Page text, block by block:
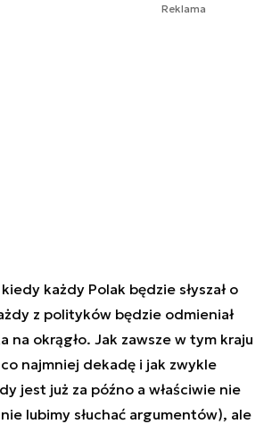
Reklama
każdy Polak będzie słyszał o
z polityków będzie odmieniał
na okrągło. Jak zawsze w tym kraju
najmniej dekadę i jak zwykle
jest już za późno a właściwie nie
lubimy słuchać argumentów), ale